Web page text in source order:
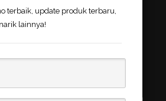
terbukti dapat meningkatkan
terbaik, update produk terbaru,
lainnya!